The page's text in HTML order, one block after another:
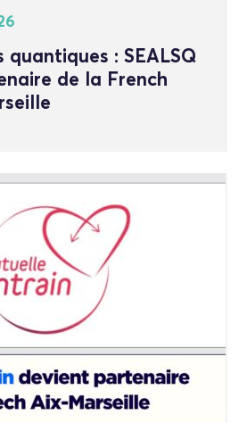
quantiques : SEALSQ
de la French